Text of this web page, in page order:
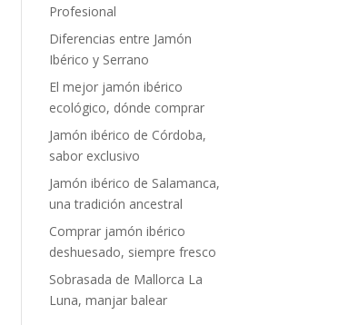
Profesional
Diferencias entre Jamón
Ibérico y Serrano
El mejor jamón ibérico
ecológico, dónde comprar
Jamón ibérico de Córdoba,
sabor exclusivo
Jamón ibérico de Salamanca,
una tradición ancestral
Comprar jamón ibérico
deshuesado, siempre fresco
Sobrasada de Mallorca La
Luna, manjar balear